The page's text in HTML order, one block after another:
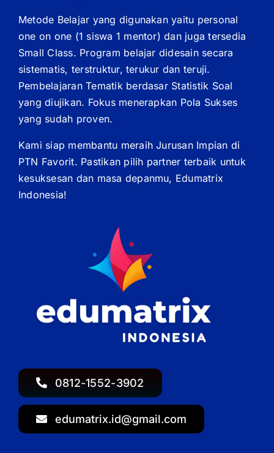
0812-1552-3902
edumatrix.id@gmail.com
Metode Belajar yang digunakan yaitu personal
one on one (1 siswa 1 mentor) dan juga tersedia
Small Class. Program belajar didesain secara
sistematis, terstruktur, terukur dan teruji.
Pembelajaran Tematik berdasar Statistik Soal
yang diujikan. Fokus menerapkan Pola Sukses
yang sudah proven.
Kami siap membantu meraih Jurusan Impian di
PTN Favorit. Pastikan pilih partner terbaik untuk
kesuksesan dan masa depanmu, Edumatrix
Indonesia!